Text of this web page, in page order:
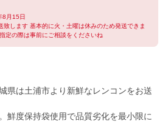
8月15日
致します 基本的に火・土曜は休みのため発送できま
定の際は事前にご相談をくださいね
県は土浦市より新鮮なレンコンをお送
鮮度保持袋使用で品質劣化を最小限に